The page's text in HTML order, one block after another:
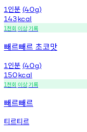
1 인분 (40g)
143kcal
1천회 이상기록
빼르빼르 초코맛
1 인분 (40g)
150kcal
1천회 이상기록
빼르빼르
티르티르